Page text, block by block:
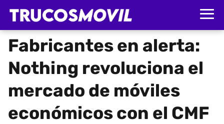
Fabricantes en alerta:
Nothing revoluciona el
mercado de móviles
económicos con el CMF